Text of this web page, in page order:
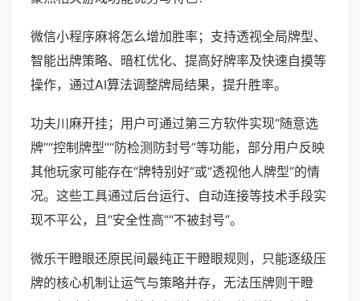
微信小程序麻将怎么增加胜率；支持透视全局牌型、
智能出牌策略、暗杠优化、提高好牌率及快速自摸等
操作，通过AI算法调整牌局结果，提升胜率。
功夫川麻开挂；用户可通过第三方软件实现“随意选
牌”“控制牌型”“防检测防封号”等功能，部分用户反映
其他玩家可能存在“牌特别好”或“透视他人牌型”的情
况。这些工具通过后台运行、自动连接等技术手段实
现不平公，且“安全性高”“不被封号”。
微乐干瞪眼还原民间最纯正干瞪眼规则，只能逐级压
牌的核心机制让运气与策略并存，无法压牌则干瞪